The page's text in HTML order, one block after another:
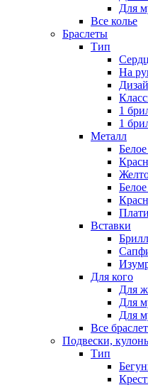
Для
Все колье
Браслеты
Тип
На
1
1
Металл
Вставки
Для кого
Для
Для
Для
Все
Подвески,
Тип